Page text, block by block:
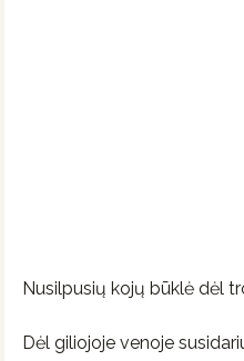
Nusilpusių kojų būklė dėl
Dėl giliojoje venoje